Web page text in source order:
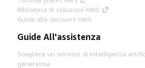
Biblioteca di soluzioni AWS
Guide alle decisioni AWS
Guide All'assistenza
Scegliere un servizio di intelligenza
generativa